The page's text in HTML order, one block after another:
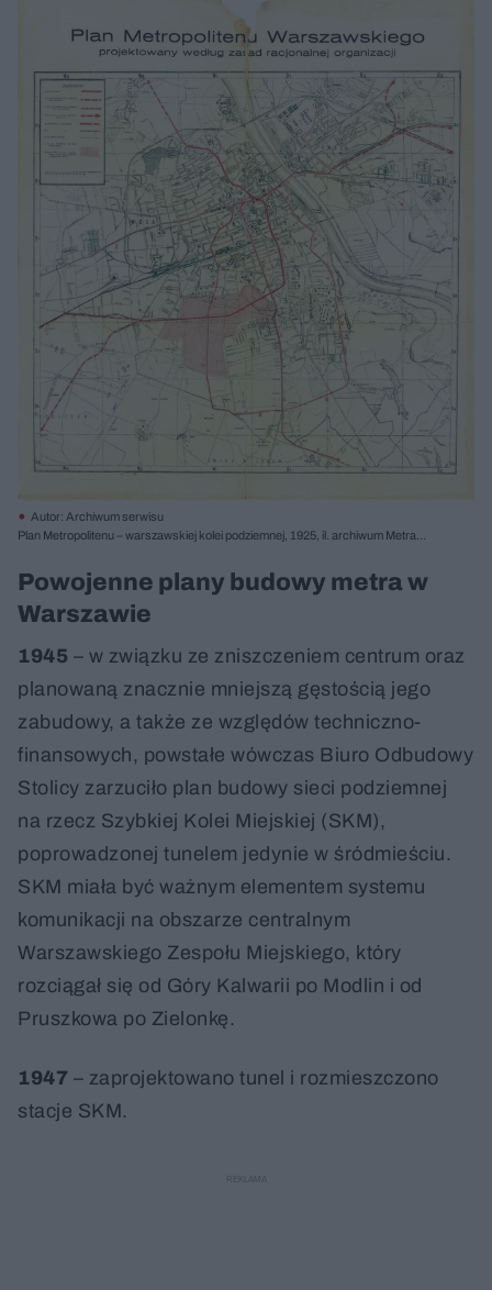
Autor: Archiwum serwisu
Plan Metropolitenu – warszawskiej kolei podziemnej, 1925, il. archiwum Metra
Powojenne plany budowy metra w
Warszawie
1945 – w związku ze zniszczeniem centrum oraz
planowaną znacznie mniejszą gęstością jego
zabudowy, a także ze względów techniczno-
finansowych, powstałe wówczas Biuro Odbudowy
Stolicy zarzuciło plan budowy sieci podziemnej
na rzecz Szybkiej Kolei Miejskiej (SKM),
poprowadzonej tunelem jedynie w śródmieściu.
SKM miała być ważnym elementem systemu
komunikacji na obszarze centralnym
Warszawskiego Zespołu Miejskiego, który
rozciągał się od Góry Kalwarii po Modlin i od
Pruszkowa po Zielonkę.
1947 – zaprojektowano tunel i rozmieszczono
stacje SKM.